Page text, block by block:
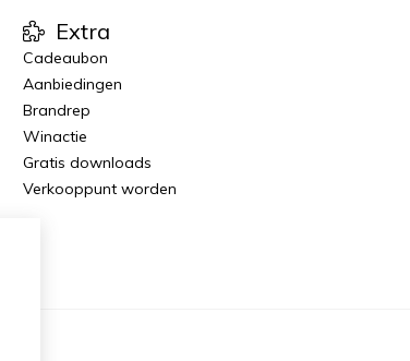
Extra
Cadeaubon
Aanbiedingen
Brandrep
Winactie
Gratis downloads
Verkooppunt worden